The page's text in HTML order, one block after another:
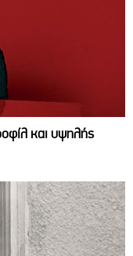
και υψηλής